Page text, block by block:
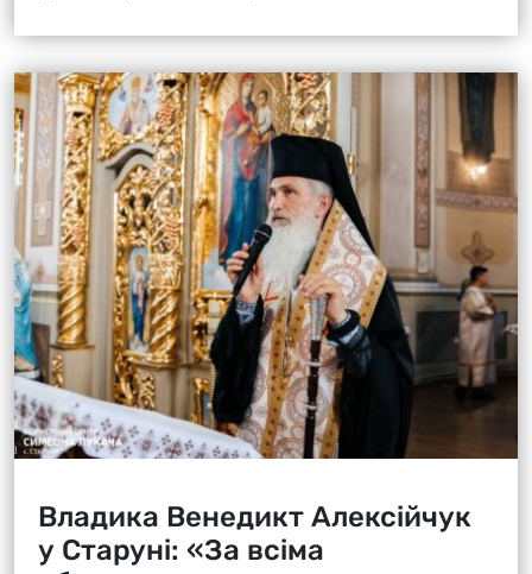
Владика Венедикт Алексійчук
у Старуні: «За всіма